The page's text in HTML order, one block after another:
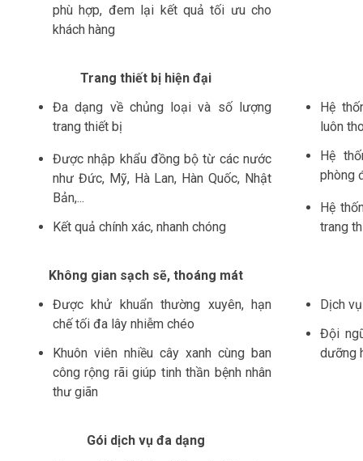
phù hợp, đem lại kết quả tối ưu cho
khách hàng
Trang thiết bị hiện đại
Đa dạng về chủng loại và số lượng
trang thiết bị
Được nhập khẩu đồng bộ từ các nước
như Đức, Mỹ, Hà Lan, Hàn Quốc, Nhật
Bản,...
Kết quả chính xác, nhanh chóng
Hệ
luôn
Hệ
phòng
Hệ
trang
Không gian sạch sẽ, thoáng mát
Được khử khuẩn thường xuyên, hạn
chế tối đa lây nhiễm chéo
Khuôn viên nhiều cây xanh cùng ban
công rộng rãi giúp tinh thần bệnh nhân
thư giãn
Dịch
Đội
dưỡng
Gói dịch vụ đa dạng